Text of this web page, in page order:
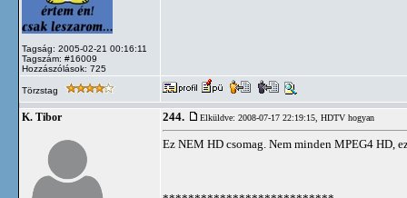
Tagság: 2005-02-21 00:16:11
Tagszám: #16009
Hozzászólások: 725
Törzstag
K. Tibor 244. Elküldve: 2008-07-17 22:19:15, HDTV hogyan
Ez NEM HD csomag. Nem minden MPEG4 HD,